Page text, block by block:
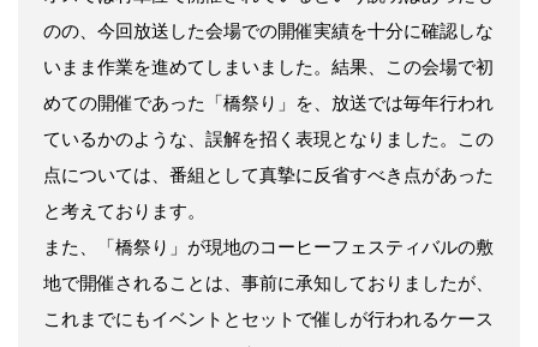
のの、今回放送した会場での開催実績を⼗分に確認しな
いまま作業を進めてしまいました。結果、この会場で初
めての開催であった「橋祭り」を、放送では毎年⾏われ
ているかのような、誤解を招く表現となりました。この
点については、番組として真摯に反省すべき点があった
と考えております。
また、「橋祭り」が現地のコーヒーフェスティバルの敷
地で開催されることは、事前に承知しておりましたが、
これまでにもイベントとセットで催しが⾏われるケース